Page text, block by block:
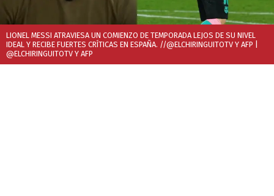
LIONEL MESSI ATRAVIESA UN COMIENZO DE TEMPORADA LEJOS DE SU NIVEL
IDEAL Y RECIBE FUERTES CRÍTICAS EN ESPAÑA. //@ELCHIRINGUITOTV Y AFP
@ELCHIRINGUITOTV Y AFP